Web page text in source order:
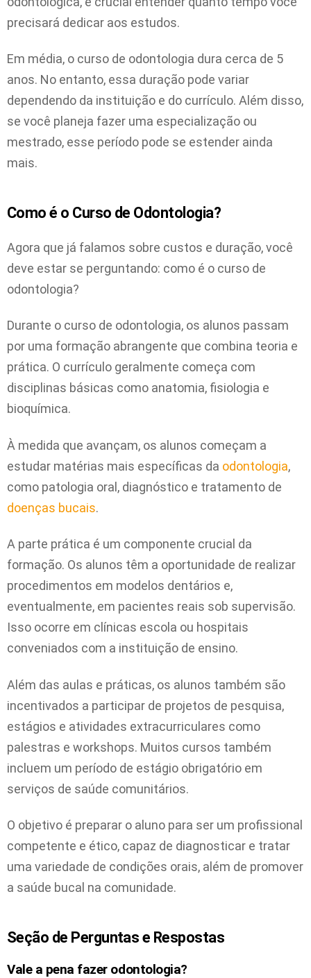
precisará dedicar aos estudos.
Em média, o curso de odontologia dura cerca de 5
anos. No entanto, essa duração pode variar
dependendo da instituição e do currículo. Além disso,
se você planeja fazer uma especialização ou
mestrado, esse período pode se estender ainda
mais.
Como é o Curso de Odontologia?
Agora que já falamos sobre custos e duração, você
deve estar se perguntando: como é o curso de
odontologia?
Durante o curso de odontologia, os alunos passam
por uma formação abrangente que combina teoria e
prática. O currículo geralmente começa com
disciplinas básicas como anatomia, fisiologia e
bioquímica.
À medida que avançam, os alunos começam a
estudar matérias mais específicas da odontologia,
como patologia oral, diagnóstico e tratamento de
doenças bucais.
A parte prática é um componente crucial da
formação. Os alunos têm a oportunidade de realizar
procedimentos em modelos dentários e,
eventualmente, em pacientes reais sob supervisão.
Isso ocorre em clínicas escola ou hospitais
conveniados com a instituição de ensino.
Além das aulas e práticas, os alunos também são
incentivados a participar de projetos de pesquisa,
estágios e atividades extracurriculares como
palestras e workshops. Muitos cursos também
incluem um período de estágio obrigatório em
serviços de saúde comunitários.
O objetivo é preparar o aluno para ser um profissional
competente e ético, capaz de diagnosticar e tratar
uma variedade de condições orais, além de promover
a saúde bucal na comunidade.
Seção de Perguntas e Respostas
Vale a pena fazer odontologia?